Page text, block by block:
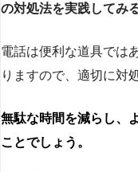
の対処法を実践してみ
電話は便利な道具では
りますので、適切に対
無駄な時間を減らし、
ことでしょう。